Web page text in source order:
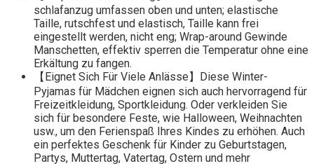
schlafanzug umfassen oben und unten; elastische
Taille, rutschfest und elastisch, Taille kann frei
eingestellt werden, nicht eng; Wrap-around Gewinde
Manschetten, effektiv sperren die Temperatur ohne eine
Erkältung zu fangen.
【Eignet Sich Für Viele Anlässe】Diese Winter-
Pyjamas für Mädchen eignen sich auch hervorragend für
Freizeitkleidung, Sportkleidung. Oder verkleiden Sie
sich für besondere Feste, wie Halloween, Weihnachten
usw., um den Ferienspaß Ihres Kindes zu erhöhen. Auch
ein perfektes Geschenk für Kinder zu Geburtstagen,
Partys, Muttertag, Vatertag, Ostern und mehr